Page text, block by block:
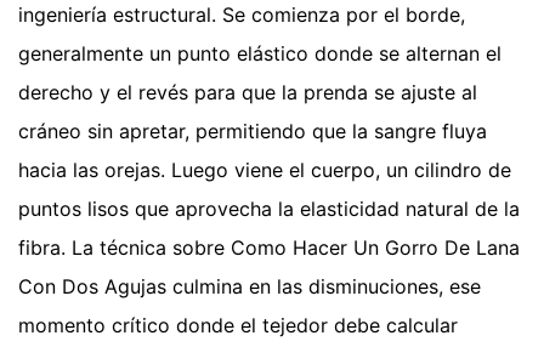
ingeniería estructural. Se comienza por el borde,
generalmente un punto elástico donde se alternan el
derecho y el revés para que la prenda se ajuste al
cráneo sin apretar, permitiendo que la sangre fluya
hacia las orejas. Luego viene el cuerpo, un cilindro de
puntos lisos que aprovecha la elasticidad natural de la
fibra. La técnica sobre Como Hacer Un Gorro De Lana
Con Dos Agujas culmina en las disminuciones, ese
momento crítico donde el tejedor debe calcular